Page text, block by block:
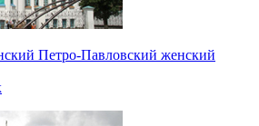
Петро-Павловский женский